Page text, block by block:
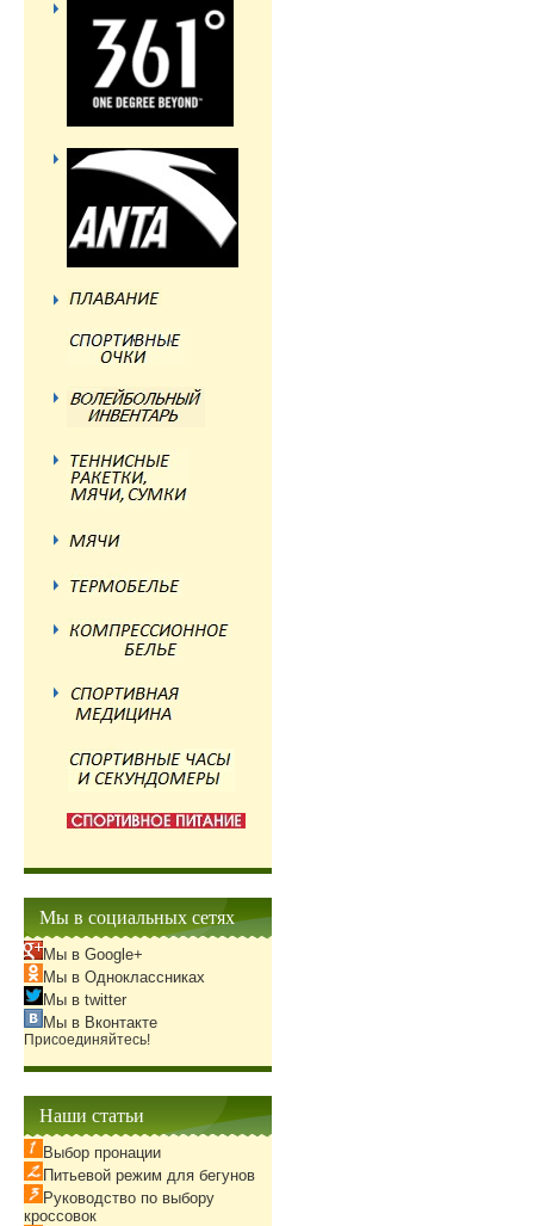
Мы в социальных сетях
Мы в Google+
Мы в Одноклассниках
Мы в twitter
Мы в Вконтакте
Присоединяйтесь!
Наши статьи
Выбор пронации
Питьевой режим для бегунов
Руководство по выбору
кроссовок